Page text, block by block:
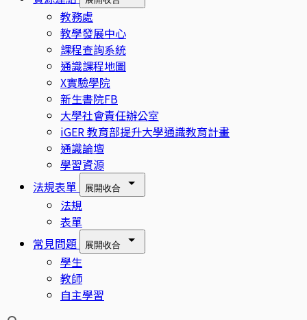
教務處
教學發展中心
課程查詢系統
通識課程地圖
X實驗學院
新生書院FB
大學社會責任辦公室
iGER 教育部提升大學通識教育計畫
通識論壇
學習資源
法規表單
展開收合
法規
表單
常見問題
展開收合
學生
教師
自主學習